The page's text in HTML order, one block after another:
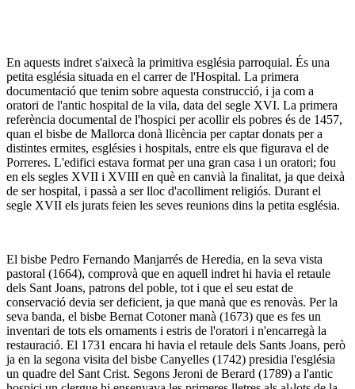
En aquests indret s'aixecà la primitiva església parroquial. És una
petita església situada en el carrer de l'Hospital. La primera
documentació que tenim sobre aquesta construcció, i ja com a
oratori de l'antic hospital de la vila, data del segle XVI. La primera
referència documental de l'hospici per acollir els pobres és de 1457,
quan el bisbe de Mallorca donà llicència per captar donats per a
distintes ermites, esglésies i hospitals, entre els que figurava el de
Porreres. L'edifici estava format per una gran casa i un oratori; fou
en els segles XVII i XVIII en què en canvià la finalitat, ja que deixà
de ser hospital, i passà a ser lloc d'acolliment religiós. Durant el
segle XVII els jurats feien les seves reunions dins la petita església.
El bisbe Pedro Fernando Manjarrés de Heredia, en la seva vista
pastoral (1664), comprovà que en aquell indret hi havia el retaule
dels Sant Joans, patrons del poble, tot i que el seu estat de
conservació devia ser deficient, ja que manà que es renovàs. Per la
seva banda, el bisbe Bernat Cotoner manà (1673) que es fes un
inventari de tots els ornaments i estris de l'oratori i n'encarregà la
restauració. El 1731 encara hi havia el retaule dels Sants Joans, però
ja en la segona visita del bisbe Canyelles (1742) presidia l'església
un quadre del Sant Crist. Segons Jeroni de Berard (1789) a l'antic